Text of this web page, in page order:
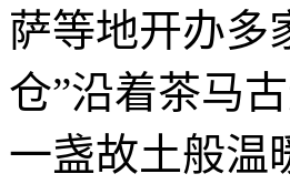
萨等地开办
仓”沿着茶马
一盏故土般温